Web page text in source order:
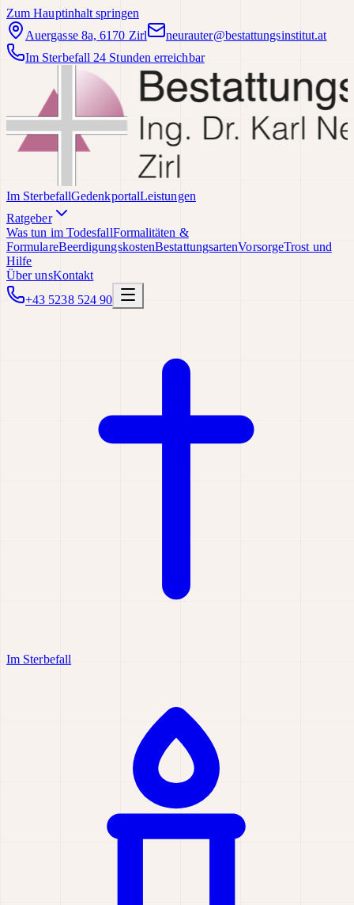
Zum Hauptinhalt springen
Auergasse 8a, 6170 Zirl
neurauter@bestattungsinstitut.at
Im Sterbefall 24 Stunden erreichbar
Im SterbefallGedenkportalLeistungen
Ratgeber
Was tun im TodesfallFormalitäten &
FormulareBeerdigungskostenBestattungsartenVorsorgeTrost und
Hilfe
Über unsKontakt
+43 5238 524 90
Im Sterbefall